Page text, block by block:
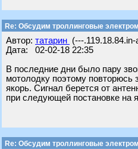
Re: Обсудим троллинговые
Автор: татарин (---.119.18.84.in-
Дата: 02-02-18 22:35
В последние дни было пару
мотолодку поэтому повторюсь
якорь. Сигнал берется от
при следующей постановке на
Re: Обсудим троллинговые